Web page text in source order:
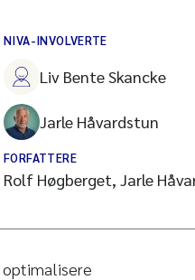
NIVA-INVOLVERTE
Liv Bente Skancke
Jarle Håvardstun
FORFATTERE
Rolf Høgberget, Jarle
optimalisere